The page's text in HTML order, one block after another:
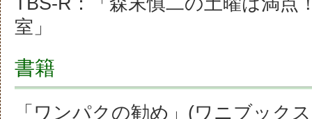
室」
書籍
「ワンパクの勧め」(ワニブック